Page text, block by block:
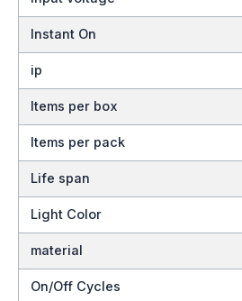
Instant On
ip
Items per box
Items per pack
Life span
Light Color
material
On/Off Cycles